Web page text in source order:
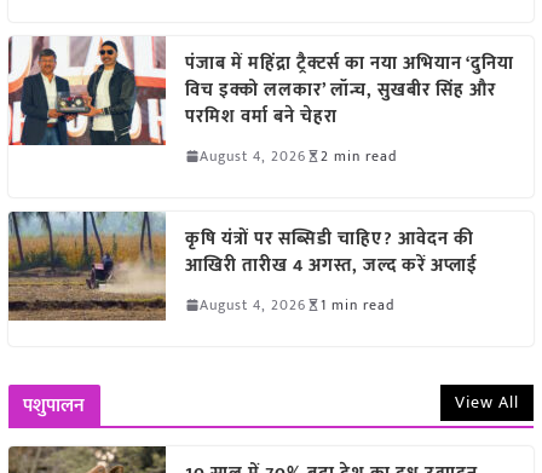
पंजाब में महिंद्रा ट्रैक्टर्स का नया अभियान ‘दुनिया
विच इक्को ललकार’ लॉन्च, सुखबीर सिंह और
परमिश वर्मा बने चेहरा
August 4, 2026 2 min read
कृषि यंत्रों पर सब्सिडी चाहिए? आवेदन की
आखिरी तारीख 4 अगस्त, जल्द करें अप्लाई
August 4, 2026 1 min read
पशुपालन View All